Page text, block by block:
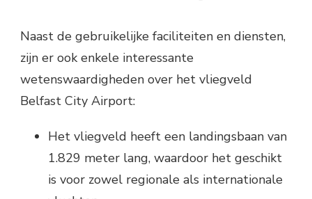
Naast de gebruikelijke faciliteiten en diensten,
zijn er ook enkele interessante
wetenswaardigheden over het vliegveld
Belfast City Airport:
Het vliegveld heeft een landingsbaan van
1.829 meter lang, waardoor het geschikt
is voor zowel regionale als internationale